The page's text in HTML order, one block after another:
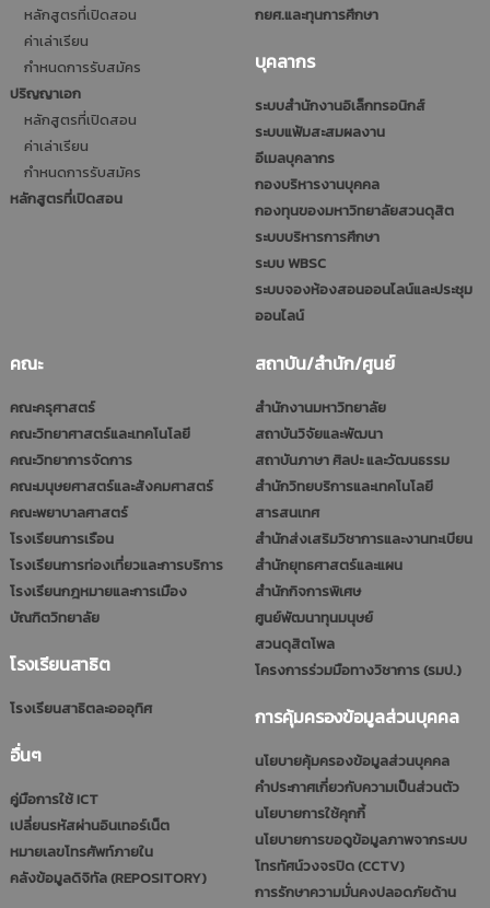
หลักสูตรที่เปิดสอน
ค่าเล่าเรียน
กำหนดการรับสมัคร
ปริญญาเอก
หลักสูตรที่เปิดสอน
ค่าเล่าเรียน
กำหนดการรับสมัคร
หลักสูตรที่เปิดสอน
กยศ.และทุนการศึกษา
บุคลากร
ระบบสำนักงานอิเล็กทรอนิกส์
ระบบแฟ้มสะสมผลงาน
อีเมลบุคลากร
กองบริหารงานบุคคล
กองทุนของมหาวิทยาลัยสวนดุสิต
ระบบบริหารการศึกษา
ระบบ WBSC
ระบบจองห้องสอนออนไลน์และประชุม
ออนไลน์
คณะ
คณะครุศาสตร์
คณะวิทยาศาสตร์และเทคโนโลยี
คณะวิทยาการจัดการ
คณะมนุษยศาสตร์และสังคมศาสตร์
คณะพยาบาลศาสตร์
โรงเรียนการเรือน
โรงเรียนการท่องเที่ยวและการบริการ
โรงเรียนกฎหมายและการเมือง
บัณฑิตวิทยาลัย
โรงเรียนสาธิต
โรงเรียนสาธิตละอออุทิศ
อื่นๆ
คู่มือการใช้ ICT
เปลี่ยนรหัสผ่านอินเทอร์เน็ต
หมายเลขโทรศัพท์ภายใน
คลังข้อมูลดิจิทัล (REPOSITORY)
สถาบัน/สำนัก/ศูนย์
สำนักงานมหาวิทยาลัย
สถาบันวิจัยและพัฒนา
สถาบันภาษา ศิลปะ และวัฒนธรรม
สำนักวิทยบริการและเทคโนโลยี
สารสนเทศ
สำนักส่งเสริมวิชาการและงานทะเบียน
สำนักยุทธศาสตร์และแผน
สำนักกิจการพิเศษ
ศูนย์พัฒนาทุนมนุษย์
สวนดุสิตโพล
โครงการร่วมมือทางวิชาการ (รมป.)
การคุ้มครองข้อมูลส่วนบุคคล
นโยบายคุ้มครองข้อมูลส่วนบุคคล
คำประกาศเกี่ยวกับความเป็นส่วนตัว
นโยบายการใช้คุกกี้
นโยบายการขอดูข้อมูลภาพจากระบบ
โทรทัศน์วงจรปิด (CCTV)
การรักษาความมั่นคงปลอดภัยด้าน